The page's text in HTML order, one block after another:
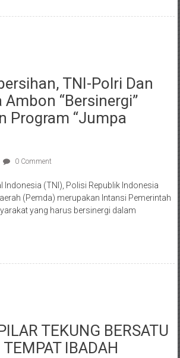
TNI-Polri Dan
“Bersinergi”
Program “Jumpa
0 Comment
Indonesia (TNI), Polisi Republik Indonesia
(Pemda) merupakan Intansi Pemerintah
yang harus bersinergi dalam
TEKUNG BERSATU
IBADAH